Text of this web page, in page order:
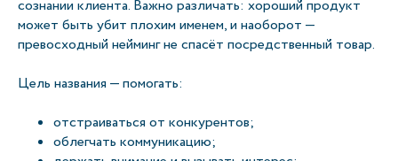
сознании клиента. Важно различать: хороший продукт
может быть убит плохим именем, и наоборот —
превосходный нейминг не спасёт посредственный товар.
Цель названия — помогать:
отстраиваться от конкурентов;
облегчать коммуникацию;